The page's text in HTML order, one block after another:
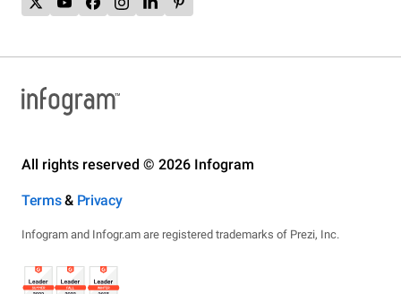
All rights reserved © 2026 Infogram
Terms& Privacy
Infogram and Infogr.am are registered trademarks of Prezi, Inc.